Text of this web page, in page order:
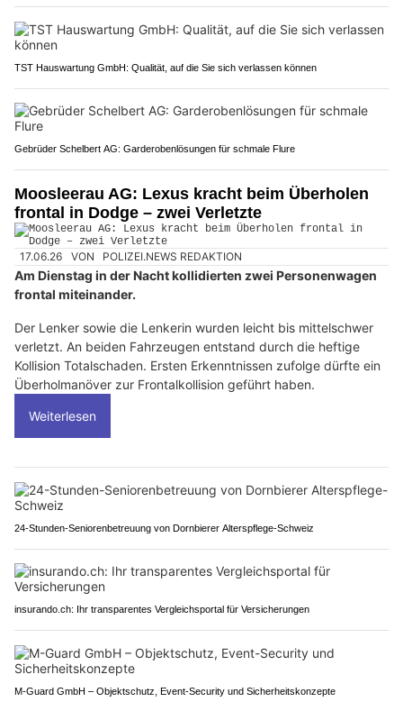
TST Hauswartung GmbH: Qualität, auf die Sie sich verlassen können
Gebrüder Schelbert AG: Garderobenlösungen für schmale Flure
Moosleerau AG: Lexus kracht beim Überholen
frontal in Dodge – zwei Verletzte
17.06.26 VON POLIZEI.NEWS REDAKTION
Am Dienstag in der Nacht kollidierten zwei Personenwagen
frontal miteinander.
Der Lenker sowie die Lenkerin wurden leicht bis mittelschwer
verletzt. An beiden Fahrzeugen entstand durch die heftige
Kollision Totalschaden. Ersten Erkenntnissen zufolge dürfte ein
Überholmanöver zur Frontalkollision geführt haben.
Weiterlesen
24-Stunden-Seniorenbetreuung von Dornbierer Alterspflege-Schweiz
insurando.ch: Ihr transparentes Vergleichsportal für Versicherungen
M-Guard GmbH – Objektschutz, Event-Security und Sicherheitskonzepte